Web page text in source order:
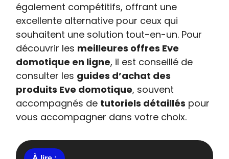
également compétitifs, offrant une
excellente alternative pour ceux qui
souhaitent une solution tout-en-un. Pour
découvrir les meilleures offres Eve
domotique en ligne, il est conseillé de
consulter les guides d’achat des
produits Eve domotique, souvent
accompagnés de tutoriels détaillés pour
vous accompagner dans votre choix.